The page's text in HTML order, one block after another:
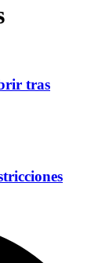
tras